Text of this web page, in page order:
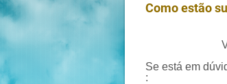
Como estão
Se está em
: